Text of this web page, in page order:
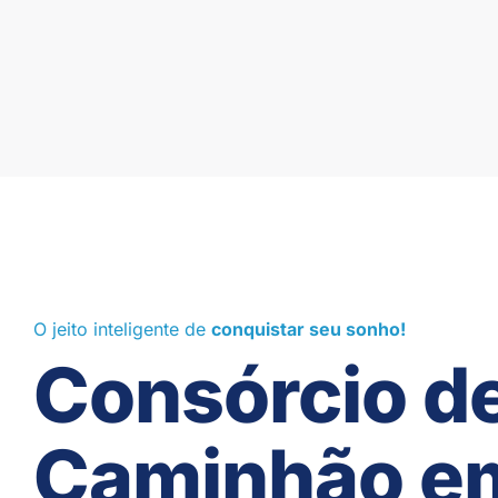
O jeito inteligente de conquistar seu sonho!
Consórcio
Caminhão